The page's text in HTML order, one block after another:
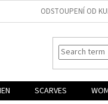
ODSTOUPENÍ OD
SCARVES